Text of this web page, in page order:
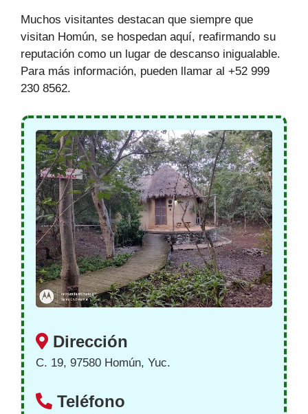
Muchos visitantes destacan que siempre que
visitan Homún, se hospedan aquí, reafirmando su
reputación como un lugar de descanso inigualable.
Para más información, pueden llamar al +52 999
230 8562.
Dirección
C. 19, 97580 Homún, Yuc.
Teléfono